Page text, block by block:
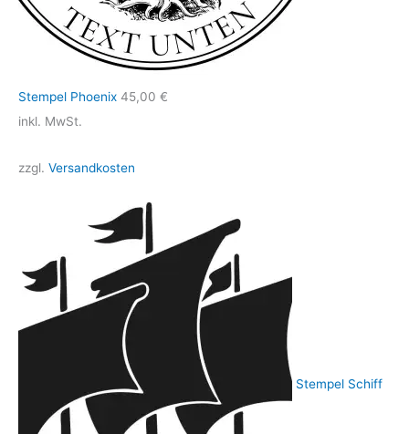
Stempel Phoenix 45,00 €
inkl. MwSt.
zzgl. Versandkosten
Stempel Schiff